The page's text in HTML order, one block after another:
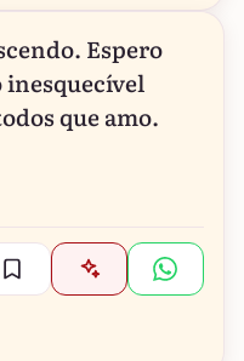
Espero
inesquecível
que amo.